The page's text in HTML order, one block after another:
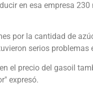
en esa empresa
por la cantidad de
serios
el precio del gasoil
expresó.